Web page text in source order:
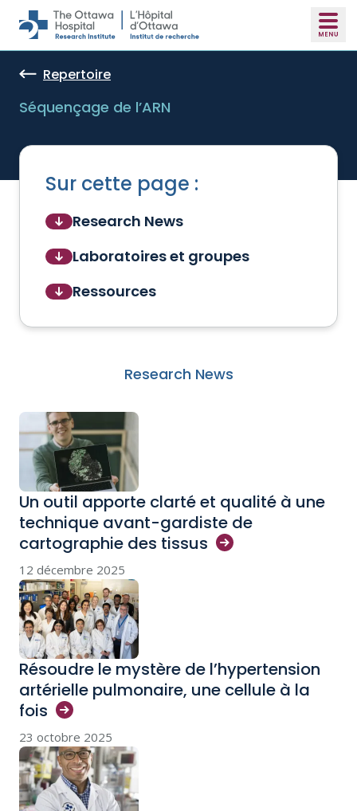
Skip to main content
Repertoire
Séquençage de l’ARN
Sur cette page :
Research News
Laboratoires et groupes
Ressources
Research News
Un outil apporte clarté et qualité à une
technique avant-gardiste de
cartographie des tissus
12 décembre 2025
Résoudre le mystère de l’hypertension
artérielle pulmonaire, une cellule à la
fois
23 octobre 2025